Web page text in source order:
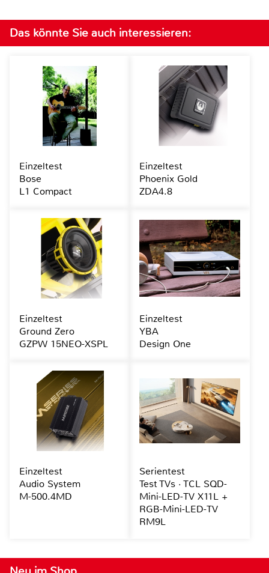
Das könnte Sie auch interessieren:
Einzeltest
Bose
L1 Compact
Einzeltest
Phoenix Gold
ZDA4.8
Einzeltest
Ground Zero
GZPW 15NEO-XSPL
Einzeltest
YBA
Design One
Einzeltest
Audio System
M-500.4MD
Serientest
Test TVs · TCL SQD-
Mini-LED-TV X11L +
RGB-Mini-LED-TV
RM9L